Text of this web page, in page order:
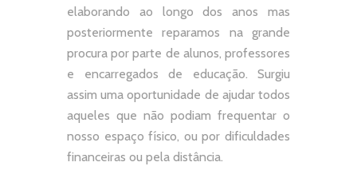
elaborando ao longo dos anos mas
posteriormente reparamos na grande
procura por parte de alunos, professores
e encarregados de educação. Surgiu
assim uma oportunidade de ajudar todos
aqueles que não podiam frequentar o
nosso espaço físico, ou por dificuldades
financeiras ou pela distância.